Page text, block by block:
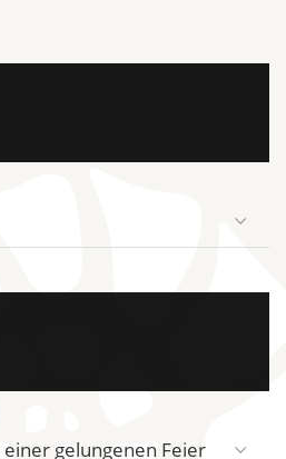
einer gelungenen Feier